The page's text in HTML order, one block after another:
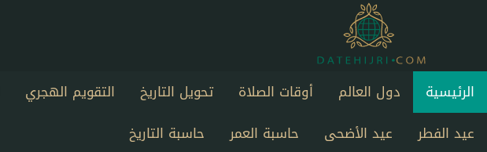
الرئيسية دول العالم أوقات الصلاة تحويل التاريخ التقويم الهجري
عيد الفطر
عيد الأضحى حاسبة العمر حاسبة التاريخ